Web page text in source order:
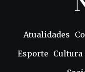
Atualidades
Esporte Cultura